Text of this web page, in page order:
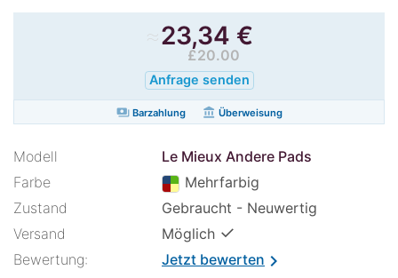
23,34 €
£20.00
Anfrage senden
paymentsBarzahlung account_balance Überweisung
Modell
Le Mieux Andere Pads
Farbe
Mehrfarbig
Zustand
Gebraucht - Neuwertig
Versand
Möglich ✓
Bewertung: Jetzt bewertenchevron_right